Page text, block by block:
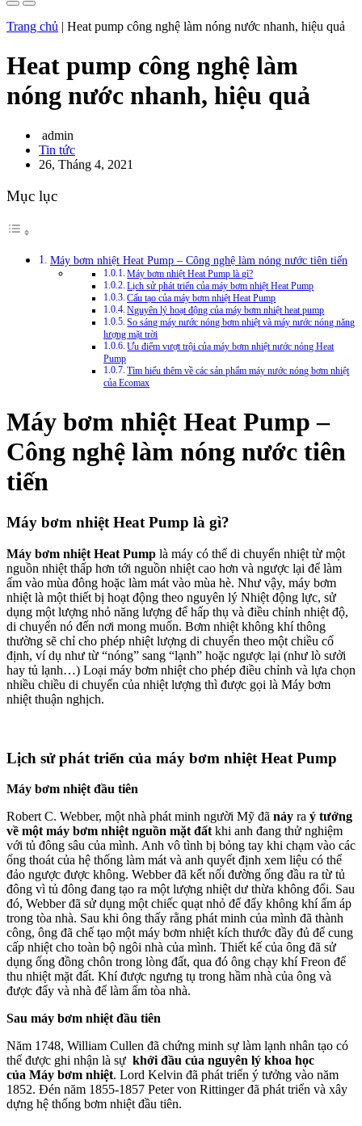
Trang chủ | Heat pump công nghệ làm nóng nước nhanh, hiệu quả
Heat pump công nghệ làm
nóng nước nhanh, hiệu quả
admin
Tin tức
26, Tháng 4, 2021
Mục lục
Máy bơm nhiệt Heat Pump – Công nghệ làm nóng nước tiên tiến
Máy bơm nhiệt Heat Pump là gì?
Lịch sử phát triển của máy bơm nhiệt Heat Pump
Cấu tạo của máy bơm nhiệt Heat Pump
Nguyên lý hoạt động của máy bơm nhiệt heat pump
So sáng máy nước nóng bơm nhiệt và máy nước nóng năng
lượng mặt trời
Ưu điểm vượt trội của máy bơm nhiệt nước nóng Heat
Pump
Tìm hiểu thêm về các sản phẩm máy nước nóng bơm nhiệt
của Ecomax
Máy bơm nhiệt Heat Pump –
Công nghệ làm nóng nước tiên
tiến
Máy bơm nhiệt Heat Pump là gì?
Máy bơm nhiệt Heat Pump là máy có thể di chuyển nhiệt từ một
nguồn nhiệt thấp hơn tới nguồn nhiệt cao hơn và ngược lại để làm
ấm vào mùa đông hoặc làm mát vào mùa hè. Như vậy, máy bơm
nhiệt là một thiết bị hoạt động theo nguyên lý Nhiệt động lực, sử
dụng một lượng nhỏ năng lượng để hấp thụ và điều chỉnh nhiệt độ,
di chuyển nó đến nơi mong muốn. Bơm nhiệt không khí thông
thường sẽ chỉ cho phép nhiệt lượng di chuyển theo một chiều cố
định, ví dụ như từ “nóng” sang “lạnh” hoặc ngược lại (như lò sưởi
hay tủ lạnh…) Loại máy bơm nhiệt cho phép điều chỉnh và lựa chọn
nhiều chiều di chuyển của nhiệt lượng thì được gọi là Máy bơm
nhiệt thuận nghịch.
Lịch sử phát triển của máy bơm nhiệt Heat Pump
Máy bơm nhiệt đầu tiên
Robert C. Webber, một nhà phát minh người Mỹ đã nảy ra ý tưởng
về một máy bơm nhiệt nguồn mặt đất khi anh đang thử nghiệm
với tủ đông sâu của mình. Anh vô tình bị bỏng tay khi chạm vào các
ống thoát của hệ thống làm mát và anh quyết định xem liệu có thể
đảo ngược được không. Webber đã kết nối đường ống đầu ra từ tủ
đông vì tủ đông đang tạo ra một lượng nhiệt dư thừa không đổi. Sau
đó, Webber đã sử dụng một chiếc quạt nhỏ để đẩy không khí ấm áp
trong tòa nhà. Sau khi ông thấy rằng phát minh của mình đã thành
công, ông đã chế tạo một máy bơm nhiệt kích thước đầy đủ để cung
cấp nhiệt cho toàn bộ ngôi nhà của mình. Thiết kế của ông đã sử
dụng ống đồng chôn trong lòng đất, qua đó ông chạy khí Freon để
thu nhiệt mặt đất. Khí được ngưng tụ trong hầm nhà của ông và
được đẩy và nhà để làm ấm tòa nhà.
Sau máy bơm nhiệt đầu tiên
Năm 1748, William Cullen đã chứng minh sự làm lạnh nhân tạo có
thể được ghi nhận là sự khởi đầu của nguyên lý khoa học
của Máy bơm nhiệt. Lord Kelvin đã phát triển ý tưởng vào năm
1852. Đén năm 1855-1857 Peter von Rittinger đã phát triển và xây
dựng hệ thống bơm nhiệt đầu tiên.